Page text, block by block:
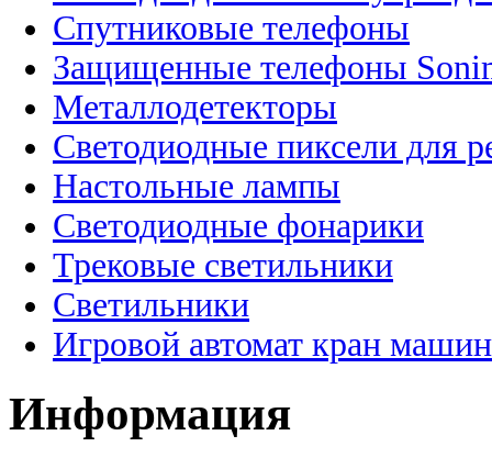
Спутниковые телефоны
Защищенные телефоны
Металлодетекторы
Светодиодные пиксели для
Настольные лампы
Светодиодные фонарики
Трековые светильники
Светильники
Игровой автомат кран
Информация